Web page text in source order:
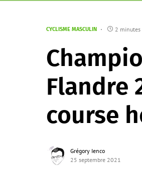
CYCLISME MASCULIN 2 minutes
Flandre
course
Grégory Ienco
25 septembre 2021